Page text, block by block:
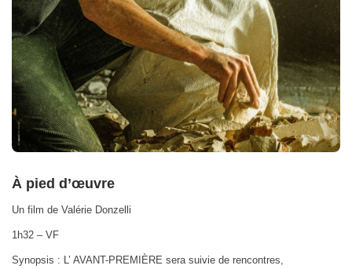
À pied d’œuvre
Un film de Valérie Donzelli
1h32 – VF
Synopsis : L’ AVANT-PREMIÈRE sera suivie de rencontres,